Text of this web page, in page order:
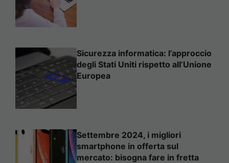
Sicurezza informatica: l’approccio
degli Stati Uniti rispetto all’Unione
Europea
Settembre 2024, i migliori
smartphone in offerta sul
mercato: bisogna fare in fretta